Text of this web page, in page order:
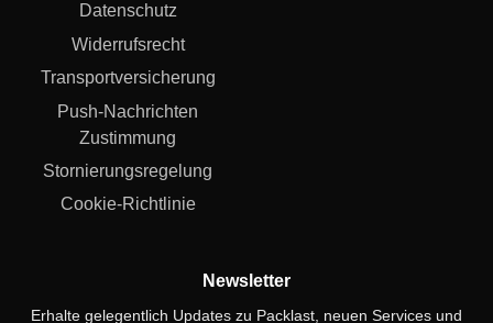
Datenschutz
Widerrufsrecht
Transportversicherung
Push-Nachrichten
Zustimmung
Stornierungsregelung
Cookie-Richtlinie
Newsletter
Erhalte gelegentlich Updates zu Packlast, neuen Services und